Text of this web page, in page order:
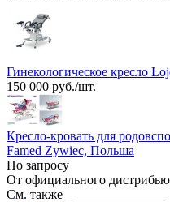
Гинекологическое кресло
150 000 руб./шт.
Кресло-кровать для
Famed Zywiec, Польша
По запросу
От официального
См. также